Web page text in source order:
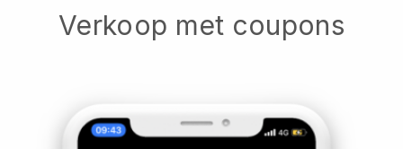
Verkoop met coupons